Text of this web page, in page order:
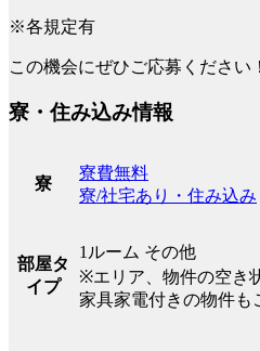
※各規定有
この機会にぜひご応募ください！
寮・住み込み情報
寮
寮費無料
寮/社宅あり・住み込み
部屋タ
イプ
1ルーム その他
※エリア、物件の空き
家具家電付きの物件も